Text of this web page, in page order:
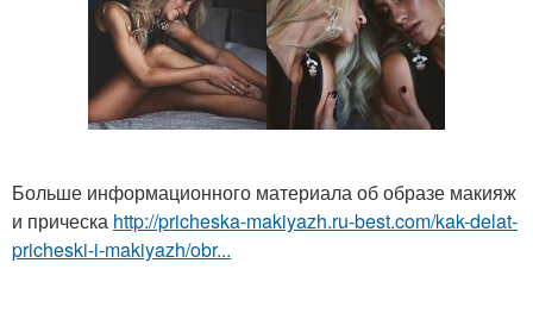
Больше информационного материала об образе макияж
и прическа http://pricheska-makiyazh.ru-best.com/kak-delat-
pricheski-i-makiyazh/obr...